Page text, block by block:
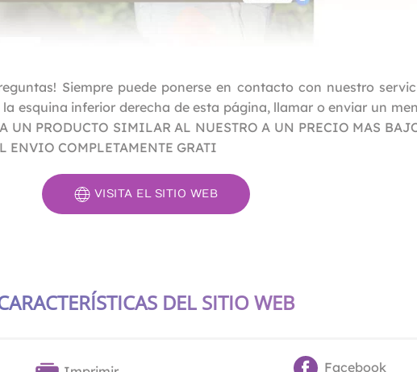
Siempre puede ponerse en contacto con nuestro
esquina inferior derecha de esta página, llamar o enviar un
UN PRODUCTO SIMILAR AL NUESTRO A UN PRECIO MAS
ENVIO COMPLETAMENTE GRATI
VISITA EL SITIO WEB
DEL SITIO WEB
Facebook